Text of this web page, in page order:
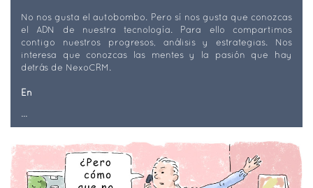
No nos gusta el autobombo. Pero sí nos gusta que conozcas
el ADN de nuestra tecnología. Para ello compartimos
contigo nuestros progresos, análisis y estrategias. Nos
interesa que conozcas las mentes y la pasión que hay
detrás de NexoCRM.
En
...